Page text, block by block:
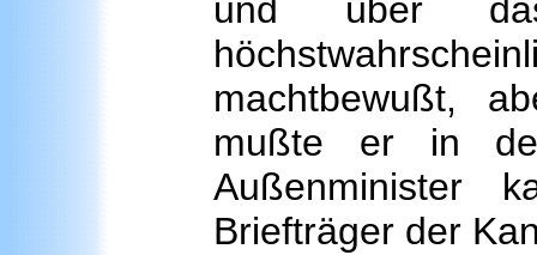
und über
machtbewußt,
mußte er in
Außenminister
Briefträger der